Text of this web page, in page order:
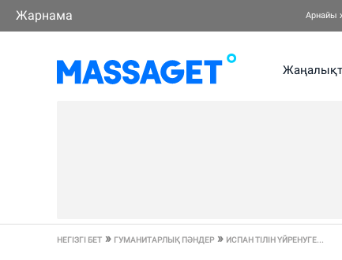
Жарнама Арнайы
НЕГІЗГІ БЕТ ГУМАНИТАРЛЫҚ ПӘНДЕР ИСПАН ТІЛІН ҮЙРЕНУГЕ...